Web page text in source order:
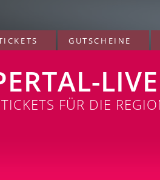
GUTSCHEINE
LIVE
FÜR DIE